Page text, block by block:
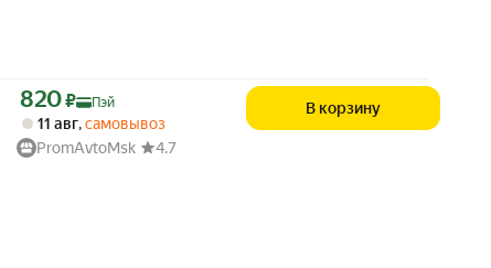
Цена с картой Яндекс Пэй 820 ₽ вместо
820₽ Пэй
11 авг,самовывоз
PromAvtoMsk
4.7
В корзину